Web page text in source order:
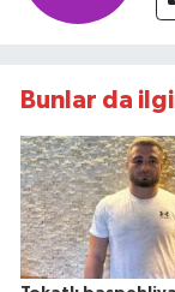
Bunlar da